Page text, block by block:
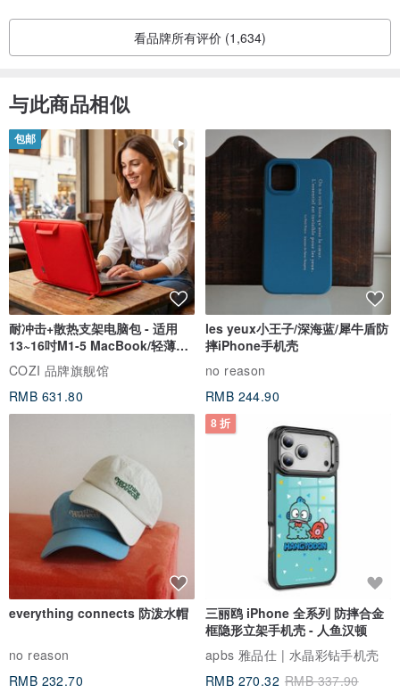
看品牌所有评价 (1,634)
与此商品相似
包邮
耐冲击+散热支架电脑包 - 适用
13~16吋M1-5 MacBook/轻薄笔
电
COZI 品牌旗舰馆
RMB 631.80
les yeux小王子/深海蓝/犀牛盾防
摔iPhone手机壳
no reason
RMB 244.90
everything connects 防泼水帽
no reason
RMB 232.70
8 折
三丽鸥 iPhone 全系列 防摔合金
框隐形立架手机壳 - 人鱼汉顿
apbs 雅品仕 | 水晶彩钻手机壳
RMB 270.32 RMB 337.90